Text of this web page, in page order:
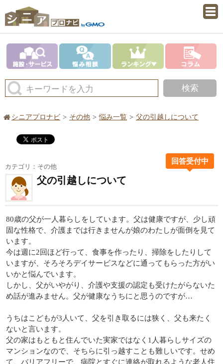
キーワードを入力 検索
シニアプロナビ その他 悩み一覧 父の引越しについて
カテゴリ：その他
回答受付中
父の引越しについて
80歳の父が一人暮らしをしています。父は健康ですが、少し頑
固な性格で、介護までは行きませんが娘のわたしが面倒を見て
います。
今は週に2回ほど行って、食事を作ったり、掃除をしたりして
いますが、そろそろデイサービスなどに通ってもらった方がい
いかと悩んでいます。
しかし、父がいやがり、介護や支援の認定も受けたがらないた
め話が進みません。父が健康なうちにと思うのですが…
うちはこどもが3人いて、父を引き取るには狭く、父も来たく
ないと言います。
父の家はもともと住んでいた実家ではなく1人暮らしサイズの
マンションなので、そちらに引っ越すことも難しいです。せめ
て、バリアフリーで、病院とすぐに連絡が取れるような老人住